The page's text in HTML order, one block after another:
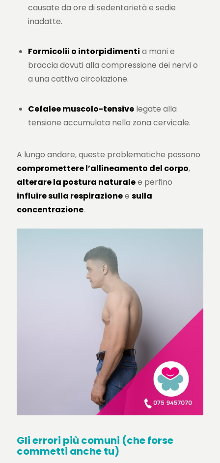
causate da ore di sedentarietà e sedie
inadatte.
Formicolii o intorpidimenti a mani e
braccia dovuti alla compressione dei nervi o
a una cattiva circolazione.
Cefalee muscolo-tensivelegate alla
tensione accumulata nella zona cervicale.
A lungo andare, queste problematiche possono
compromettere l’allineamento del corpo,
alterare la postura naturalee perfino
influire sulla respirazionee sulla
concentrazione.
Gli errori più comuni (che forse
commetti anche tu)